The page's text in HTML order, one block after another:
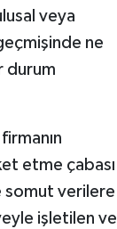
veya
ne
durum
etme çabası
somut verilere
işletilen ve